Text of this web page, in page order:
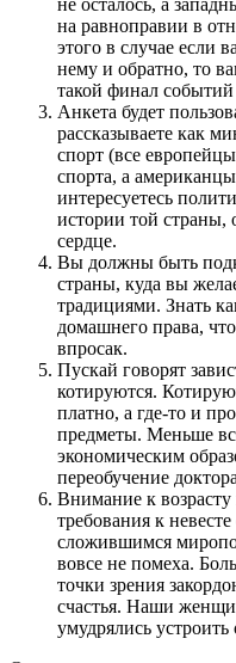
на равноправии в
этого в случае если
нему и обратно, то
такой финал событий
Анкета будет
рассказываете как
спорт (все
спорта, а
интересуетесь
истории той страны,
сердце.
Вы должны быть
страны, куда вы
традициями. Знать
домашнего права,
впросак.
Пускай говорят
котируются.
платно, а где-то и
предметы. Меньше
экономическим
переобучение
Внимание к
требования к
сложившимся
вовсе не помеха.
точки зрения
счастья. Наши
умудрялись